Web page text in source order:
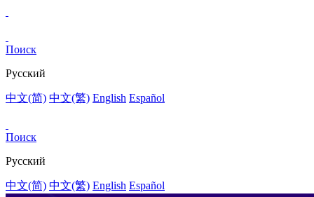
Поиск
Pусский
中文(简) 中文(繁) English Español
Поиск
Pусский
中文(简) 中文(繁) English Español